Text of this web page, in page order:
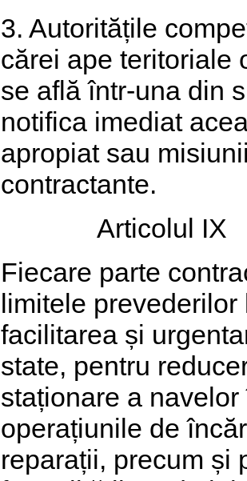
3. Autoritățile
cărei ape teritoriale
se află într-una din
notifica imediat
apropiat sau
contractante.
Articolul IX
Fiecare parte
limitele
facilitarea și
state, pentru
staționare a
operațiunile de
reparații, precum și